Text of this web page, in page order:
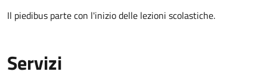
Il piedibus parte con l'inizio delle lezioni scolastiche.
Servizi